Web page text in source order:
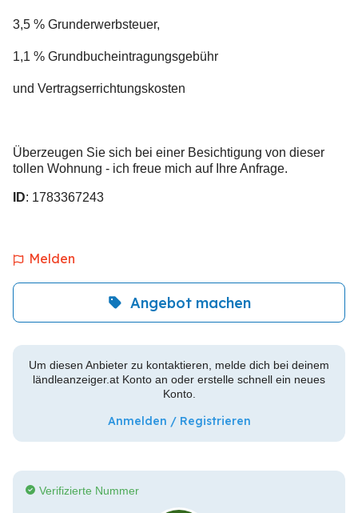
3,5 % Grunderwerbsteuer,
1,1 % Grundbucheintragungsgebühr
und Vertragserrichtungskosten
Überzeugen Sie sich bei einer Besichtigung von dieser
tollen Wohnung - ich freue mich auf Ihre Anfrage.
ID: 1783367243
Melden
Angebot machen
Um diesen Anbieter zu kontaktieren, melde dich bei deinem
ländleanzeiger.at Konto an oder erstelle schnell ein neues
Konto.
Anmelden / Registrieren
Verifizierte Nummer